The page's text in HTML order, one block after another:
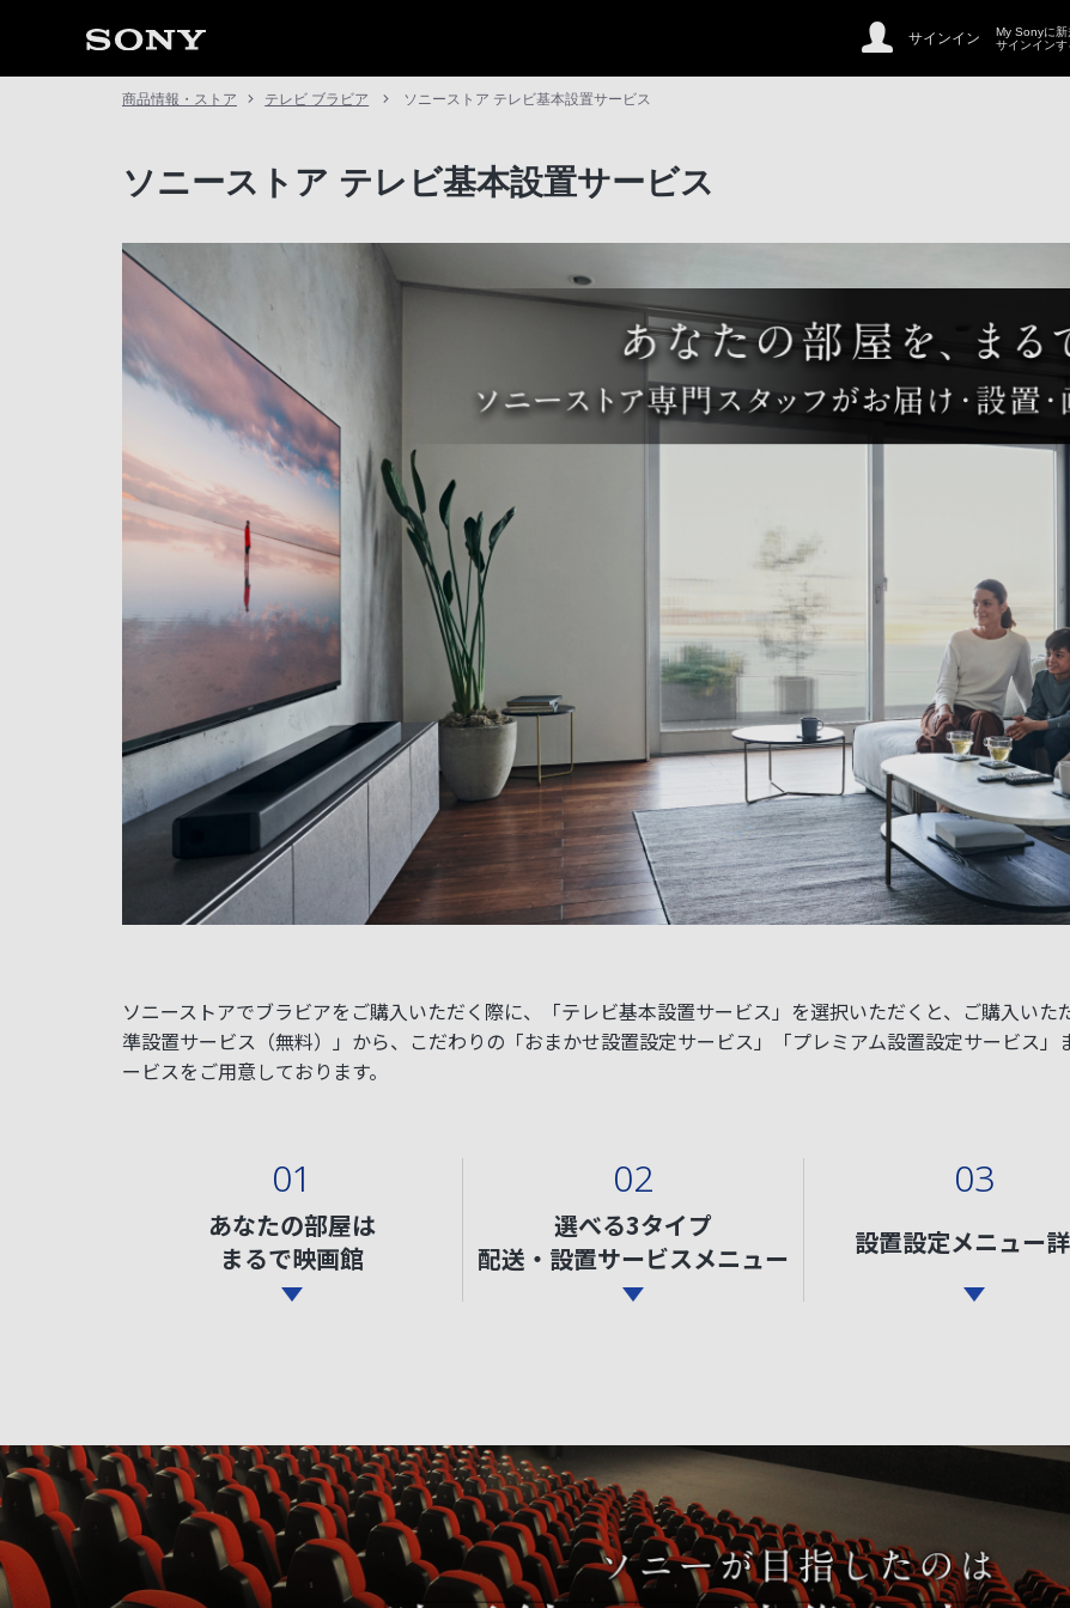
サインイン
My Sonyに新
サインイン
商品情報・ストア テレビ ブラビア ソニーストア テレビ基本設置サービス
ソニーストア テレビ基本設置サービス
ソニーストアでブラビアをご購入いただく際に、「テレビ基本設置サービス」を選択いただくと、ご購入い
準設置サービス（無料）」から、こだわりの「おまかせ設置設定サービス」「プレミアム設置設定サービス
ービスをご用意しております。
01
あなたの部屋は
まるで映画館
02
選べる3タイプ
配送・設置サービスメニュー
03
設置設定メニュー